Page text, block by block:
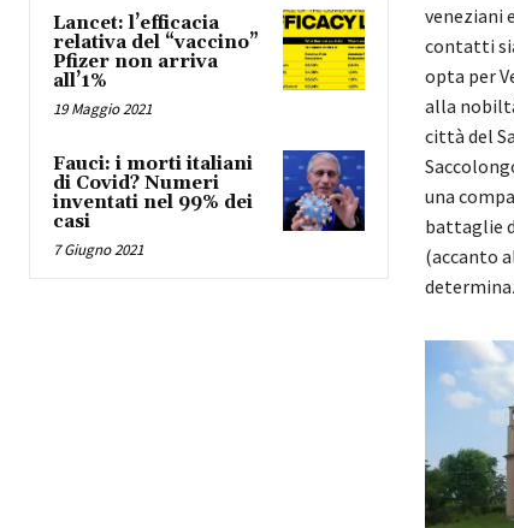
Lancet: l’efficacia
relativa del “vaccino”
Pfizer non arriva
all’1%
19 Maggio 2021
Fauci: i morti italiani
di Covid? Numeri
inventati nel 99% dei
casi
7 Giugno 2021
veneziani
contatti
opta per
alla
città del
una
battaglie
(accanto